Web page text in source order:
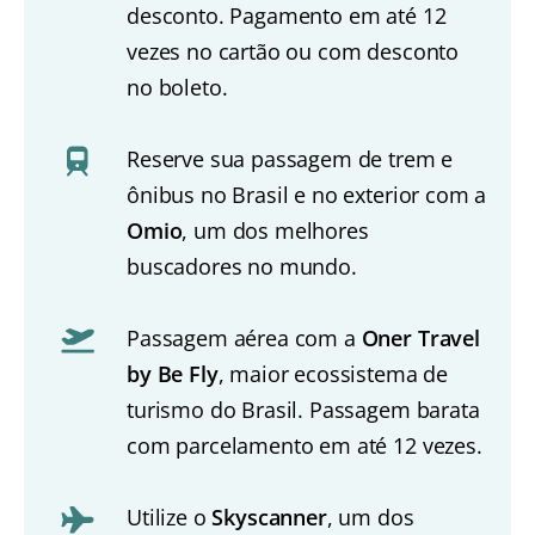
desconto. Pagamento em até 12
vezes no cartão ou com desconto
no boleto.
Reserve sua passagem de trem e
ônibus no Brasil e no exterior com a
Omio, um dos melhores
buscadores no mundo.
Passagem aérea com a Oner Travel
by Be Fly, maior ecossistema de
turismo do Brasil. Passagem barata
com parcelamento em até 12 vezes.
Utilize oSkyscanner, um dos